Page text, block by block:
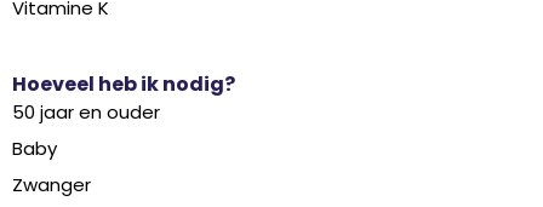
Vitamine K
Hoeveel heb ik nodig?
50 jaar en ouder
Baby
Zwanger